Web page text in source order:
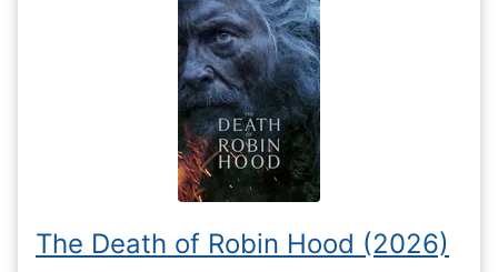
The Death of Robin Hood (2026)